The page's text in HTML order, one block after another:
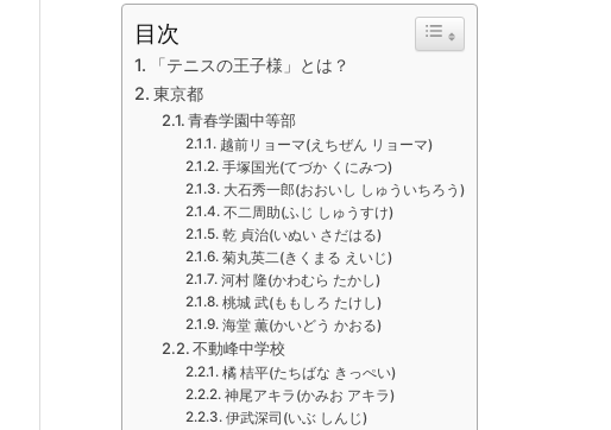
目次
「テニスの王子様」とは？
東京都
青春学園中等部
越前リョーマ(えちぜん リョーマ)
手塚国光(てづか くにみつ)
大石秀一郎(おおいし しゅういちろう)
不二周助(ふじ しゅうすけ)
乾 貞治(いぬい さだはる)
菊丸英二(きくまる えいじ)
河村 隆(かわむら たかし)
桃城 武(ももしろ たけし)
海堂 薫(かいどう かおる)
不動峰中学校
橘 桔平(たちばな きっぺい)
神尾アキラ(かみお アキラ)
伊武深司(いぶ しんじ)